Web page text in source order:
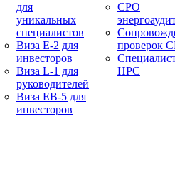
для
уникальных
специалистов
Виза E-2 для
инвесторов
Виза L-1 для
руководителей
Виза EB-5 для
инвесторов
СРО
проверок
НРС